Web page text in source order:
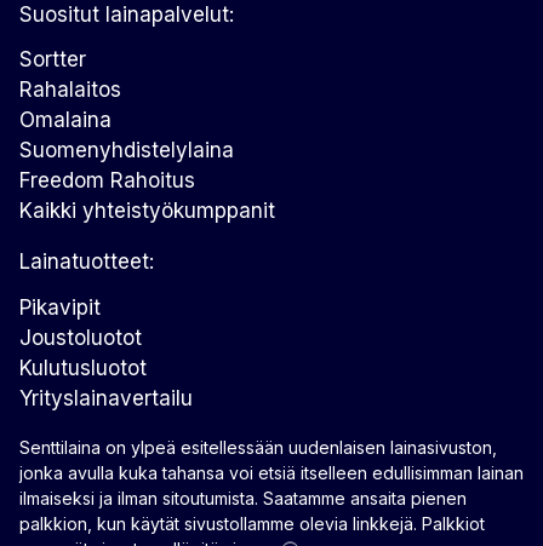
Suositut lainapalvelut:
Sortter
Rahalaitos
Omalaina
Suomenyhdistelylaina
Freedom Rahoitus
Kaikki yhteistyökumppanit
Lainatuotteet:
Pikavipit
Joustoluotot
Kulutusluotot
Yrityslainavertailu
Senttilaina on ylpeä esitellessään uudenlaisen lainasivuston,
jonka avulla kuka tahansa voi etsiä itselleen edullisimman lainan
ilmaiseksi ja ilman sitoutumista. Saatamme ansaita pienen
palkkion, kun käytät sivustollamme olevia linkkejä. Palkkiot